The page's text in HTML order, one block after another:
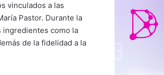
vinculados a las
Pastor. Durante la
ingredientes como la
de la fidelidad a la